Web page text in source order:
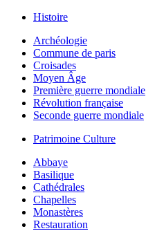
Histoire
Archéologie
Commune de paris
Croisades
Moyen Âge
Première guerre mondiale
Révolution française
Seconde guerre mondiale
Patrimoine Culture
Abbaye
Basilique
Cathédrales
Chapelles
Monastères
Restauration